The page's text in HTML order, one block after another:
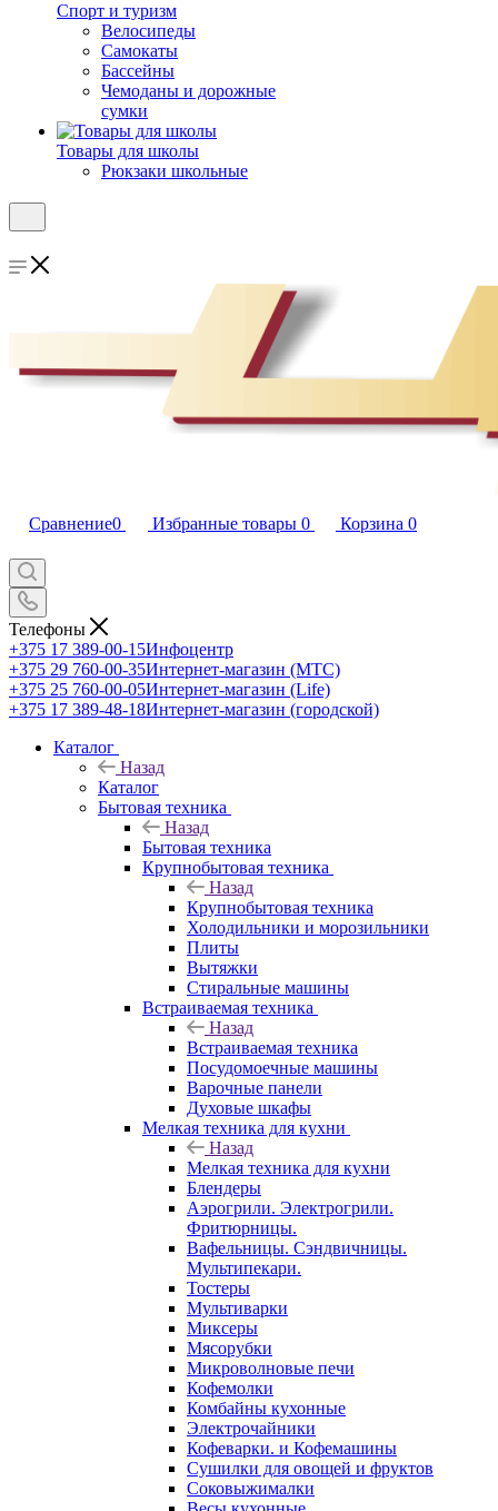
Спорт и туризм
Велосипеды
Самокаты
Бассейны
Чемоданы и дорожные
сумки
Товары для школы
Рюкзаки школьные
Сравнение0 Избранные товары 0 Корзина 0
Телефоны
+375 17 389-00-15Инфоцентр
+375 29 760-00-35Интернет-магазин (МТС)
+375 25 760-00-05Интернет-магазин (Life)
+375 17 389-48-18Интернет-магазин (городской)
Каталог
Назад
Каталог
Бытовая техника
Назад
Бытовая техника
Крупнобытовая техника
Назад
Крупнобытовая техника
Холодильники и морозильники
Плиты
Вытяжки
Стиральные машины
Встраиваемая техника
Назад
Встраиваемая техника
Посудомоечные машины
Варочные панели
Духовые шкафы
Мелкая техника для кухни
Назад
Мелкая техника для кухни
Блендеры
Аэрогрили. Электрогрили.
Фритюрницы.
Вафельницы. Сэндвичницы.
Мультипекари.
Тостеры
Мультиварки
Миксеры
Мясорубки
Микроволновые печи
Кофемолки
Комбайны кухонные
Электрочайники
Кофеварки. и Кофемашины
Сушилки для овощей и фруктов
Соковыжималки